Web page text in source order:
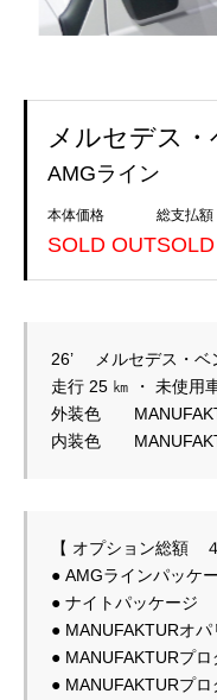
メルセデス
AMGライン
本体価格
SOLD OUT
総支払額
26’　 メルセデス・
走行 25 ㎞ ・ 未使用
外装色　　
内装色　　
【 オプション総額　
● AMGラインパッケ
● ナイトパッケージ
● MANUFAKTURオパ
● MANUFAKTURプロ
● MANUFAKTURプ